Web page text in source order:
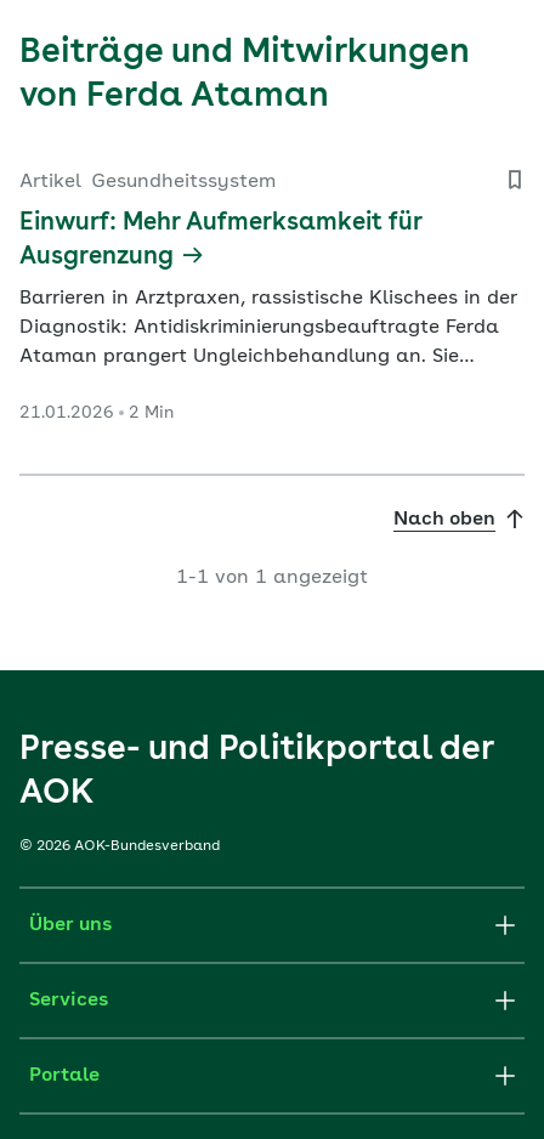
Beiträge und Mitwirkungen
von Ferda Ataman
Artikel Gesundheitssystem
Einwurf: Mehr Aufmerksamkeit für
Ausgrenzung
Barrieren in Arztpraxen, rassistische Klischees in der
Diagnostik: Antidiskriminierungsbeauftragte Ferda
Ataman prangert Ungleichbehandlung an. Sie
21.01.2026 2 Min
Nach oben
1-1 von 1 angezeigt
Presse- und Politikportal der
AOK
© 2026 AOK-Bundesverband
Über uns
Services
Portale